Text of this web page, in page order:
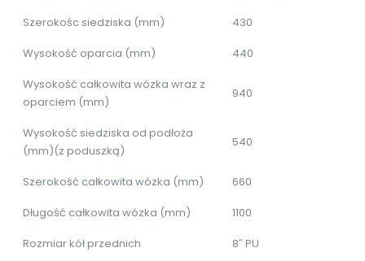
Szerokośc siedziska (mm)
430
Wysokość oparcia (mm)
440
Wysokość całkowita wózka wraz z
oparciem (mm)
940
Wysokość siedziska od podłoża
(mm)(z poduszką)
540
Szerokość całkowita wózka (mm)
660
Długość całkowita wózka (mm)
1100
Rozmiar kół przednich
8″ PU